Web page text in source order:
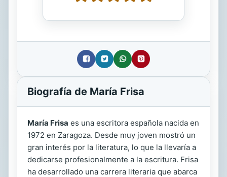
Biografía de María Frisa
María Frisa es una escritora española nacida en
1972 en Zaragoza. Desde muy joven mostró un
gran interés por la literatura, lo que la llevaría a
dedicarse profesionalmente a la escritura. Frisa
ha desarrollado una carrera literaria que abarca